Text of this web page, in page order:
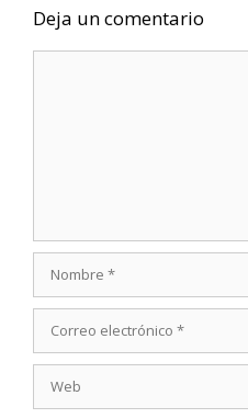
Deja un comentario
electrónico